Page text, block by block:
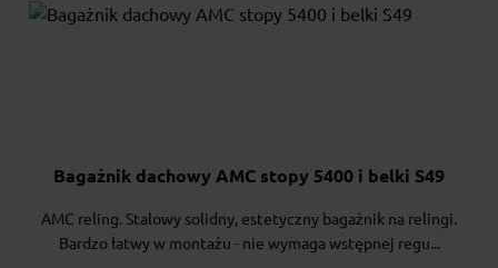
Bagażnik dachowy AMC stopy 5400 i belki S49
AMC reling. Stalowy solidny, estetyczny bagażnik na relingi.
Bardzo łatwy w montażu - nie wymaga wstępnej regu...